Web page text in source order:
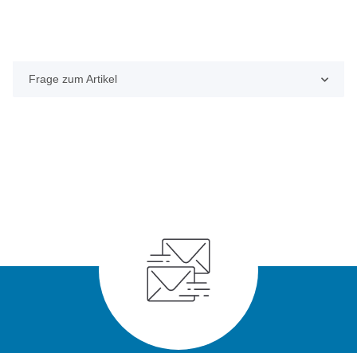
Frage zum Artikel